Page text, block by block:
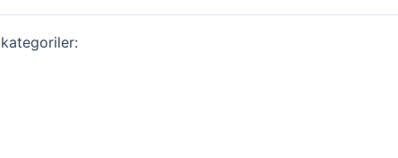
kategoriler: